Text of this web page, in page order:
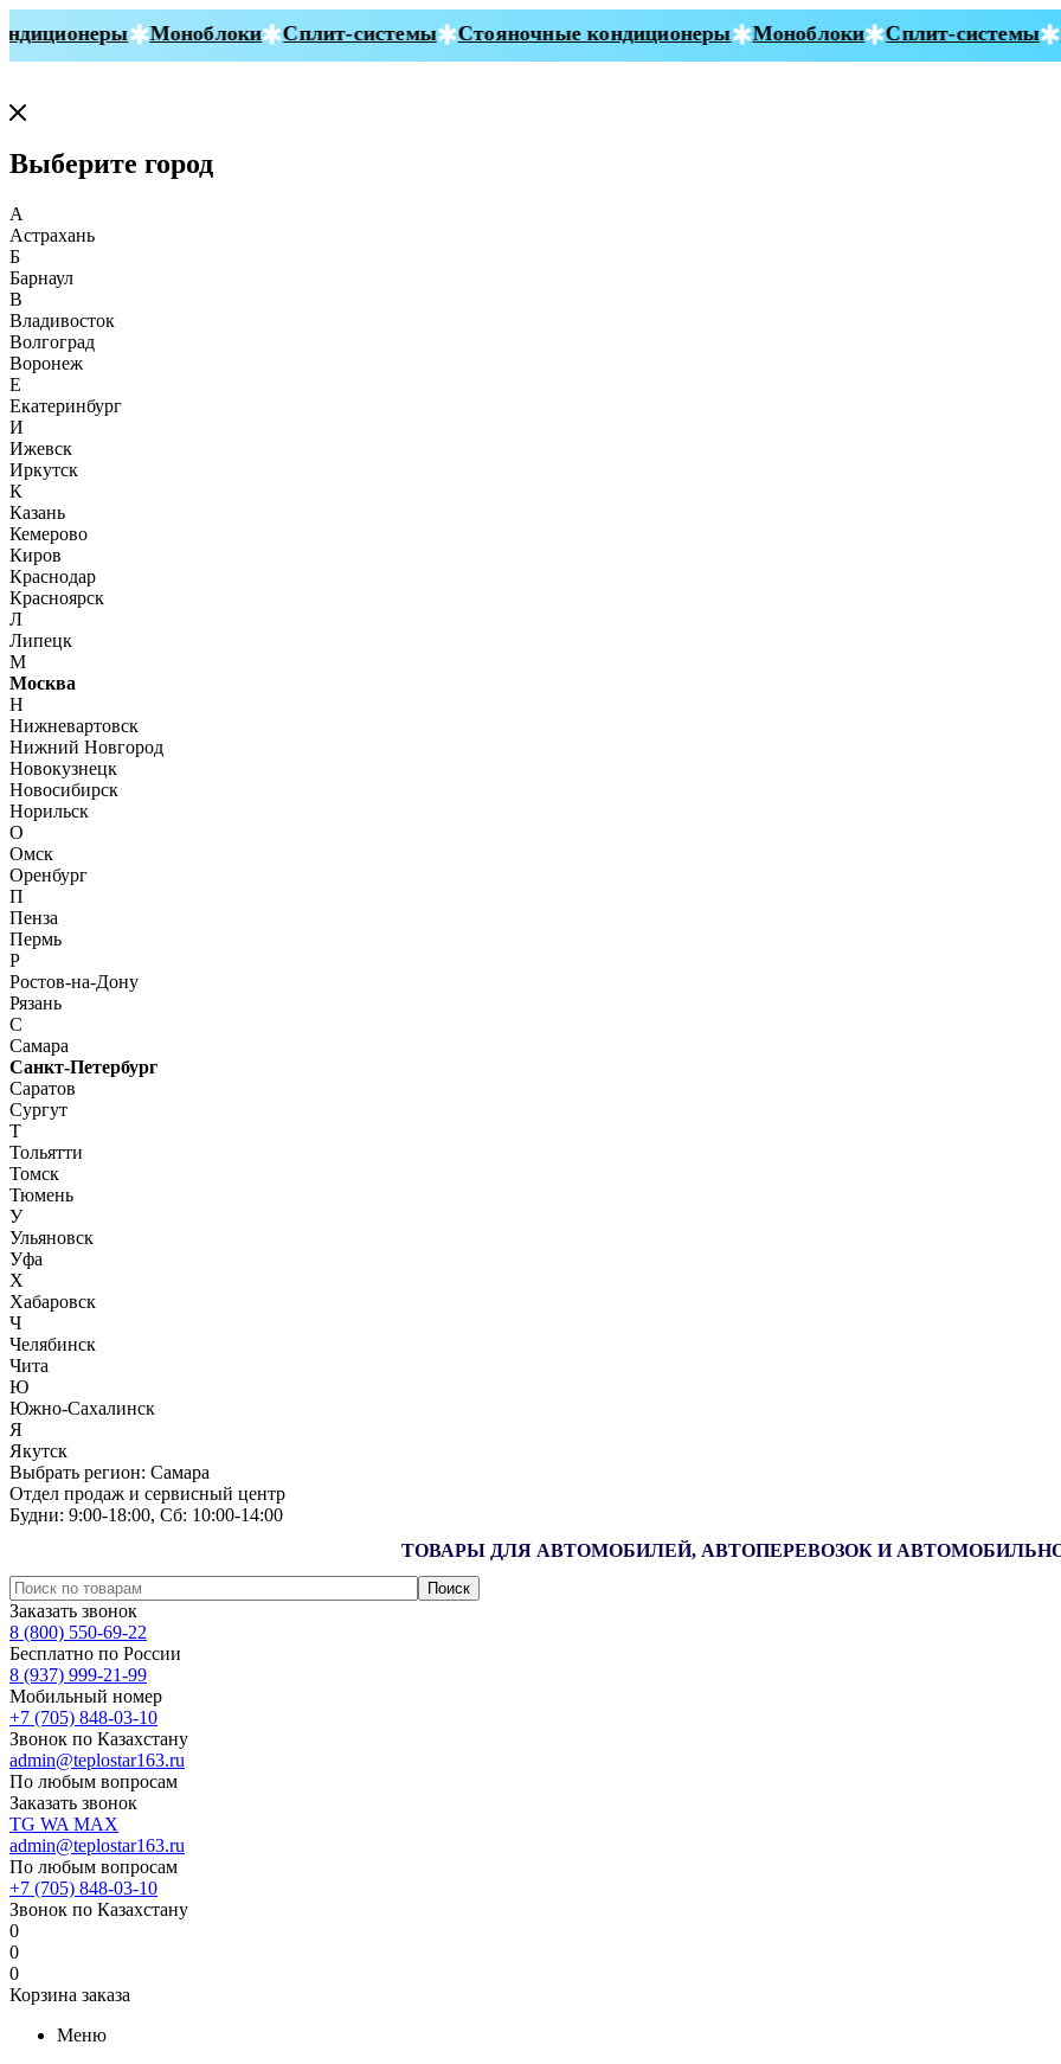
Моноблоки Сплит-системы Стояночные кондиционеры Моноблоки Сплит-системы
Выберите город
А
Астрахань
Б
Барнаул
В
Владивосток
Волгоград
Воронеж
Е
Екатеринбург
И
Ижевск
Иркутск
К
Казань
Кемерово
Киров
Краснодар
Красноярск
Л
Липецк
М
Москва
Н
Нижневартовск
Нижний Новгород
Новокузнецк
Новосибирск
Норильск
О
Омск
Оренбург
П
Пенза
Пермь
Р
Ростов-на-Дону
Рязань
С
Самара
Санкт-Петербург
Саратов
Сургут
Т
Тольятти
Томск
Тюмень
У
Ульяновск
Уфа
Х
Хабаровск
Ч
Челябинск
Чита
Ю
Южно-Сахалинск
Я
Якутск
Выбрать регион: Самара
Отдел продаж и сервисный центр
Будни: 9:00‑18:00, Сб: 10:00‑14:00
ТОВАРЫ ДЛЯ АВТОМОБИЛЕЙ, АВТОПЕРЕВОЗОК И
Заказать звонок
8 (800) 550-69-22
Бесплатно по России
8 (937) 999-21-99
Мобильный номер
+7 (705) 848-03-10
Звонок по Казахстану
admin@teplostar163.ru
По любым вопросам
Заказать звонок
TG WA MAX
admin@teplostar163.ru
По любым вопросам
+7 (705) 848-03-10
Звонок по Казахстану
0
0
0
Корзина заказа
Меню